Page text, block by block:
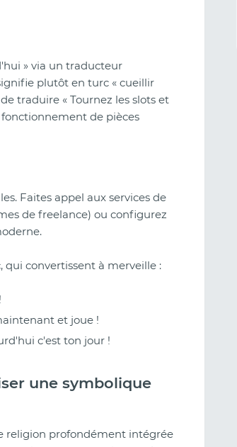
» via un traducteur
plutôt en turc « cueillir
traduire « Tournez les slots et
de pièces
Faites appel aux services de
de freelance) ou configurez
qui convertissent à merveille :
et joue !
c'est ton jour !
une symbolique
religion profondément intégrée